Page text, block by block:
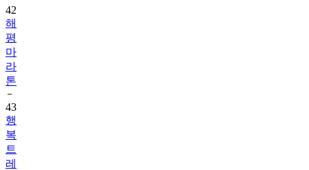
42
해
평
마
라
톤
43
행
복
트
레